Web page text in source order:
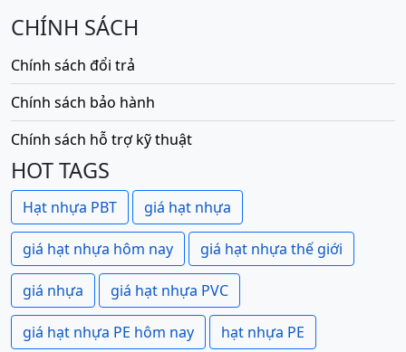
CHÍNH SÁCH
Chính sách đổi trả
Chính sách bảo hành
Chính sách hỗ trợ kỹ thuật
HOT TAGS
Hạt nhựa PBT giá hạt nhựa
giá hạt nhựa hôm nay giá hạt nhựa thế giới
giá nhựa giá hạt nhựa PVC
giá hạt nhựa PE hôm nay hạt nhựa PE